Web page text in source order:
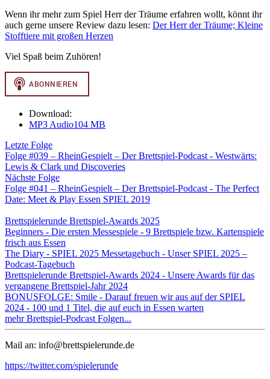
Wenn ihr mehr zum Spiel Herr der Träume erfahren wollt, könnt ihr
auch gerne unsere Review dazu lesen: Der Herr der Träume; Kleine
Stofftiere mit großen Herzen
Viel Spaß beim Zuhören!
Download:
MP3 Audio104 MB
Letzte Folge
Folge #039 – RheinGespielt – Der Brettspiel-Podcast - Westwärts:
Lewis & Clark und Discoveries
Nächste Folge
Folge #041 – RheinGespielt – Der Brettspiel-Podcast - The Perfect
Date: Meet & Play Essen SPIEL 2019
Brettspielerunde Brettspiel-Awards 2025
Beginners - Die ersten Messespiele - 9 Brettspiele bzw. Kartenspiele
frisch aus Essen
The Diary - SPIEL 2025 Messetagebuch - Unser SPIEL 2025 –
Podcast-Tagebuch
Brettspielerunde Brettspiel-Awards 2024 - Unsere Awards für das
vergangene Brettspiel-Jahr 2024
BONUSFOLGE: Smile - Darauf freuen wir aus auf der SPIEL
2024 - 100 und 1 Titel, die auf euch in Essen warten
mehr Brettspiel-Podcast Folgen...
Mail an: info@brettspielerunde.de
https://twitter.com/spielerunde